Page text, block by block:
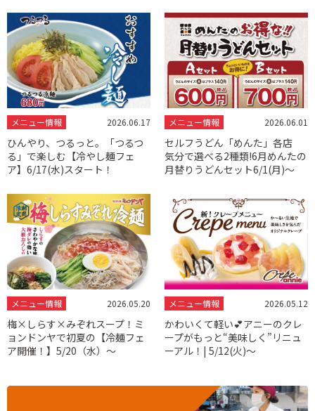
メニュー情報 2026.06.17
ひんやり、つるっと。「つるつ
る」で楽しむ【冷やし麺フェ
ア】6/17(水)スタート！
メニュー情報 2026.06.01
セルフうどん「めんた」各店
気分で選べる2種類!6月めんたの
月替りうどんセット6/1(月)～
メニュー情報 2026.05.20
梅×しらす×みぞれスープ！ミ
ョンドンヤで初夏の【冷麺フェ
ア開催！】5/20（水）～
メニュー情報 2026.05.12
かわいくて軽い💕アニーのクレ
ープがもっと“美味しく”リニュ
ーアル！| 5/12(火)～